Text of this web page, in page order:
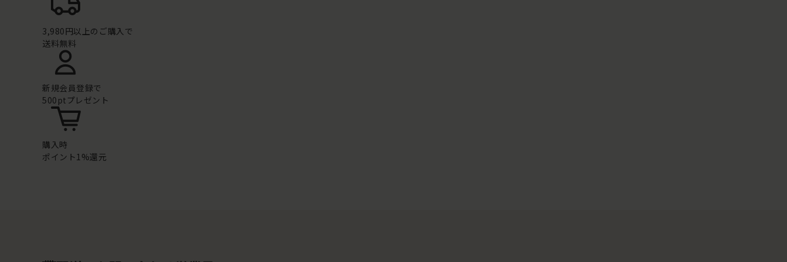
3,980円以上のご購入で
送料無料
新規会員登録で
500ptプレゼント
購入時
ポイント1%還元